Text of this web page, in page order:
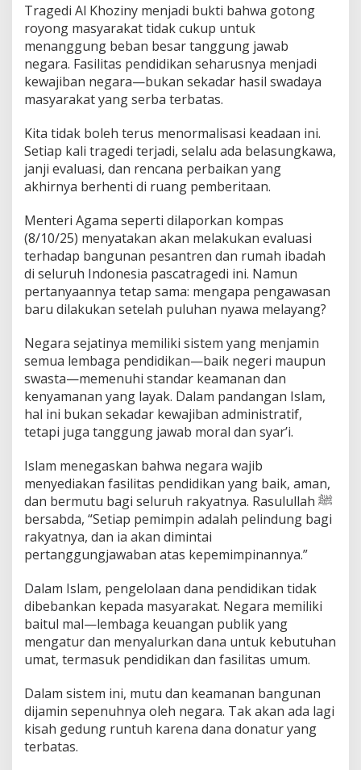
Tragedi Al Khoziny menjadi bukti bahwa gotong
royong masyarakat tidak cukup untuk
menanggung beban besar tanggung jawab
negara. Fasilitas pendidikan seharusnya menjadi
kewajiban negara—bukan sekadar hasil swadaya
masyarakat yang serba terbatas.
Kita tidak boleh terus menormalisasi keadaan ini.
Setiap kali tragedi terjadi, selalu ada belasungkawa,
janji evaluasi, dan rencana perbaikan yang
akhirnya berhenti di ruang pemberitaan.
Menteri Agama seperti dilaporkan kompas
(8/10/25) menyatakan akan melakukan evaluasi
terhadap bangunan pesantren dan rumah ibadah
di seluruh Indonesia pascatragedi ini. Namun
pertanyaannya tetap sama: mengapa pengawasan
baru dilakukan setelah puluhan nyawa melayang?
Negara sejatinya memiliki sistem yang menjamin
semua lembaga pendidikan—baik negeri maupun
swasta—memenuhi standar keamanan dan
kenyamanan yang layak. Dalam pandangan Islam,
hal ini bukan sekadar kewajiban administratif,
tetapi juga tanggung jawab moral dan syar’i.
Islam menegaskan bahwa negara wajib
menyediakan fasilitas pendidikan yang baik, aman,
dan bermutu bagi seluruh rakyatnya. Rasulullah ﷺ
bersabda, “Setiap pemimpin adalah pelindung bagi
rakyatnya, dan ia akan dimintai
pertanggungjawaban atas kepemimpinannya.”
Dalam Islam, pengelolaan dana pendidikan tidak
dibebankan kepada masyarakat. Negara memiliki
baitul mal—lembaga keuangan publik yang
mengatur dan menyalurkan dana untuk kebutuhan
umat, termasuk pendidikan dan fasilitas umum.
Dalam sistem ini, mutu dan keamanan bangunan
dijamin sepenuhnya oleh negara. Tak akan ada lagi
kisah gedung runtuh karena dana donatur yang
terbatas.